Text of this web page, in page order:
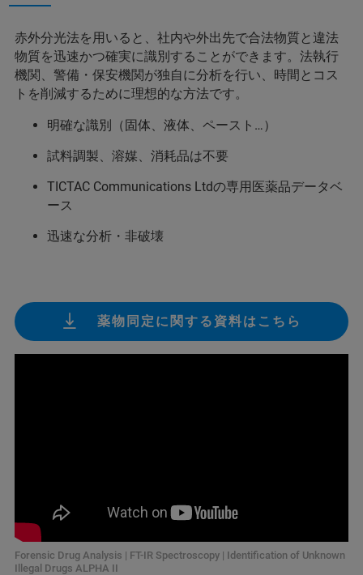
赤外分光法を用いると、社内や外出先で合法物質と違法
物質を迅速かつ確実に識別することができます。法執行
機関、警備・保安機関が独自に分析を行い、時間とコス
トを削減するために理想的な方法です。
明確な識別（固体、液体、ペースト…）
試料調製、溶媒、消耗品は不要
TICTAC Communications Ltdの専用医薬品データベ
ース
迅速な分析・非破壊
薬物同定に関する資料はこちら
Forensic Drug Analysis | FT-IR Spectroscopy | Identification of Unknown
Illegal Drugs ALPHA II